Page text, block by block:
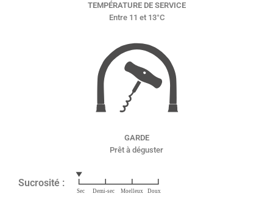
TEMPÉRATURE DE SERVICE
Entre 11 et 13°C
GARDE
Prêt à déguster
Sucrosité :